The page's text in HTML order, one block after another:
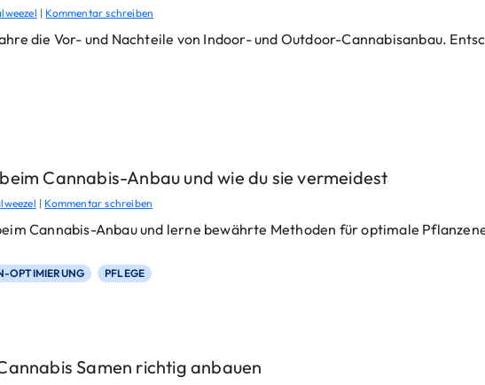
| Kommentar schreiben
die Vor- und Nachteile von Indoor- und Outdoor-Cannabisanbau.
Cannabis-Anbau und wie du sie vermeidest
| Kommentar schreiben
Cannabis-Anbau und lerne bewährte Methoden für optimale
OPTIMIERUNG PFLEGE
Samen richtig anbauen